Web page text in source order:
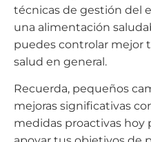
técnicas de gestión del
una alimentación
puedes controlar mejor
salud en general.
Recuerda, pequeños
mejoras significativas
medidas proactivas hoy